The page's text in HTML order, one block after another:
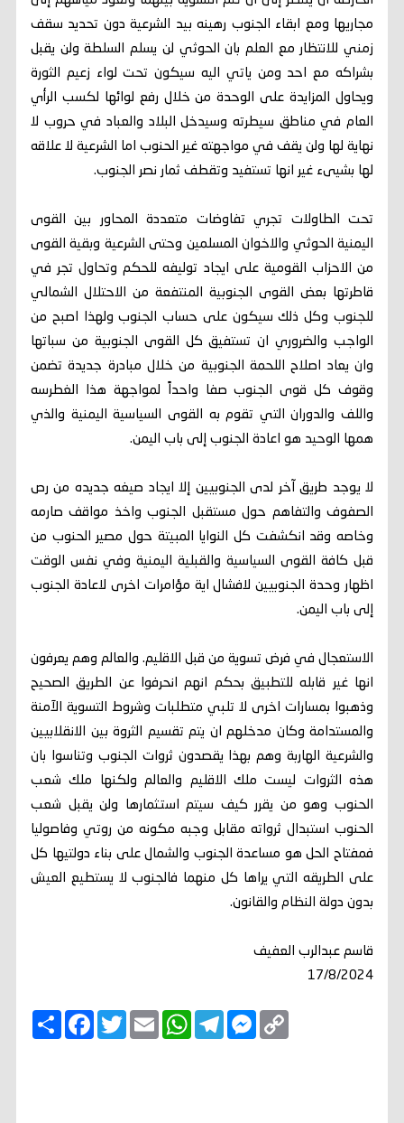
مجاريها ومع ابقاء الجنوب رهينه بيد الشرعية دون تحديد سقف
زمني للانتظار مع العلم بان الحوثي لن يسلم السلطة ولن يقبل
بشراكه مع احد ومن ياتي اليه سيكون تحت لواء زعيم الثورة
ويحاول المزايدة على الوحدة من خلال رفع لوائها لكسب الرأي
العام في مناطق سيطرته وسيدخل البلاد والعباد في حروب لا
نهاية لها ولن يقف في مواجهته غير الحنوب اما الشرعية لا علاقه
لها بشيىء غير انها تستفيد وتقطف ثمار نصر الجنوب.
تحت الطاولات تجري تفاوضات متعددة المحاور بين القوى
اليمنية الحوثي والاخوان المسلمين وحتى الشرعية وبقية القوى
من الاحزاب القومية على ايجاد توليفه للحكم وتحاول تجر في
قاطرتها بعض القوى الجنوبية المنتفعة من الاحتلال الشمالي
للجنوب وكل ذلك سيكون على حساب الجنوب ولهذا اصبح من
الواجب والضروري ان تستفيق كل القوى الجنوبية من سباتها
وان يعاد اصلاح اللحمة الجنوبية من خلال مبادرة جديدة تضمن
وقوف كل قوى الجنوب صفا واحداً لمواجهة هذا الغطرسه
واللف والدوران التي تقوم به القوى السياسية اليمنية والذي
همها الوحيد هو اعادة الجنوب إلى باب اليمن.
لا يوجد طريق آخر لدى الجنوبيين إلا ايجاد صيغه جديده من رص
الصفوف والتفاهم حول مستقبل الجنوب واخذ مواقف صارمه
وخاصه وقد انكشفت كل النوايا المبيتة حول مصير الحنوب من
قبل كافة القوى السياسية والقبلية اليمنية وفي نفس الوقت
اظهار وحدة الجنوبيين لافشال اية مؤامرات اخرى لاعادة الجنوب
إلى باب اليمن.
الاستعجال في فرض تسوية من قبل الاقليم. والعالم وهم يعرفون
انها غير قابله للتطبيق بحكم انهم انحرفوا عن الطريق الصحيح
وذهبوا بمسارات اخرى لا تلبي متطلبات وشروط التسوية الآمنة
والمستدامة وكان مدخلهم ان يتم تقسيم الثروة بين الانقلابيين
والشرعية الهاربة وهم بهذا يقصدون ثروات الجنوب وتناسوا بان
هذه الثروات ليست ملك الاقليم والعالم ولكنها ملك شعب
الحنوب وهو من يقرر كيف سيتم استثمارها ولن يقبل شعب
الحنوب استبدال ثرواته مقابل وجبه مكونه من روتي وفاصوليا
فمفتاح الحل هو مساعدة الجنوب والشمال على بناء دولتيها كل
على الطريقه التي يراها كل منهما فالجنوب لا يستطيع العيش
بدون دولة النظام والقانون.
قاسم عبدالرب العفيف
17/8/2024
ا
F
a
T
w
E
m
W
h
T
e
M
e
C
o